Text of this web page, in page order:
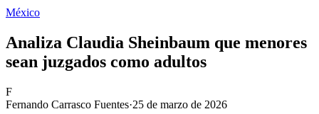
México
Analiza Claudia Sheinbaum que menores
sean juzgados como adultos
F
Fernando Carrasco Fuentes·25 de marzo de 2026